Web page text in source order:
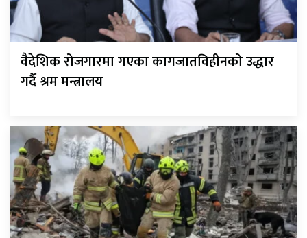
वैदेशिक रोजगारमा गएका कागजातविहीनको उद्धार
गर्दै श्रम मन्त्रालय